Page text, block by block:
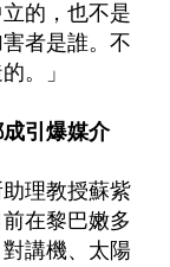
的，也不是
者是誰。不
。」
引爆媒介
理教授蘇紫
在黎巴嫩多
講機、太陽